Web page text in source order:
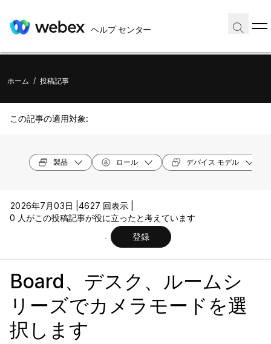
ヘルプ センター
ホーム / 投稿記事
この記事の適用対象:
製品 ロール デバイス モデル
2026年7月03日 | 4627 回表示 |
0 人がこの投稿記事が役に立ったと考えています
登録
Board、デスク、ルームシ
リーズでカメラモードを選
択します